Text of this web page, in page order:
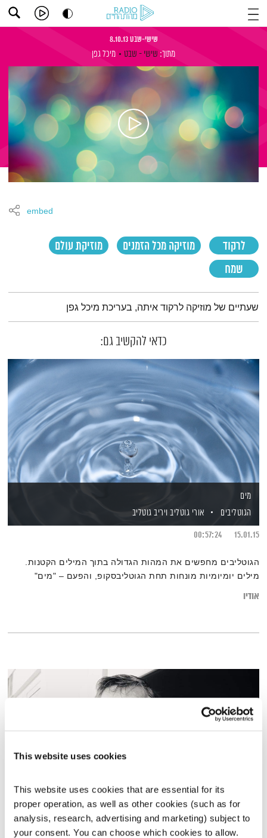
This website uses cookies
This website uses cookies that are essential for its
proper operation, as well as other cookies (such as for
analysis, research, advertising and marketing) subject to
your consent. You can choose which cookies to allow.
שישי-שבט 8.10.13
מתוך: שישי - שבט מיכל גפן
לרקוד מוזיקה מכל הזמנים
מוזיקת עולם
שמח
embed
תמצית הפודקאסט
שעתיים של מוזיקה לרקוד איתה, בעריכת מיכל גפן
כדאי להקשיב גם:
מים
הגוטליבים
אורי גוטליב ויריב גוטליב
15.01.15
00:57:24
הגוטליבים מחפשים את המהות הגדולה בתוך המילים הקטנות.
מילים יומיומיות מונחות תחת הגוטליבסקופ, והפעם – "מים"
אודיו
רוח על המים – DJ Duckfood aka Robert Kroos
אוריינטלי גלובלי
רובן להב